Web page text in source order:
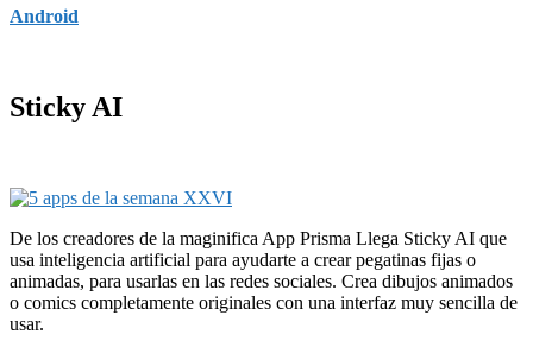
Android
Sticky AI
De los creadores de la maginifica App Prisma Llega Sticky AI que
usa inteligencia artificial para ayudarte a crear pegatinas fijas o
animadas, para usarlas en las redes sociales. Crea dibujos animados
o comics completamente originales con una interfaz muy sencilla de
usar.